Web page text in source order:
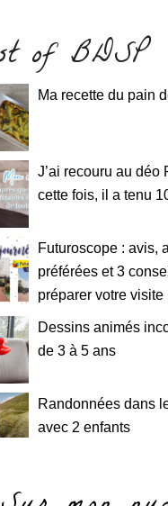
of BDSP
Ma recette du pain
J’ai recouru au déo
cette fois, il a tenu
Futuroscope : avis,
préférées et 3
préparer votre visite
Dessins animés
de 3 à 5 ans
Randonnées dans
avec 2 enfants